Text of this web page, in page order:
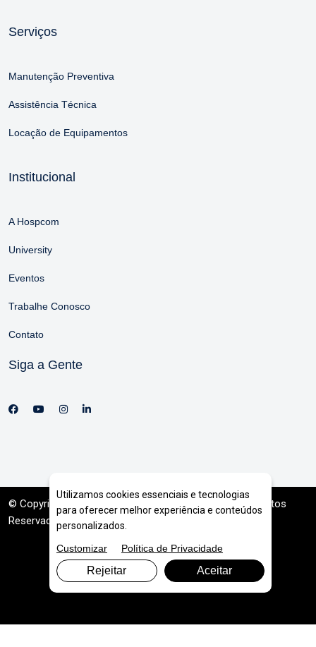
Serviços
Manutenção Preventiva
Assistência Técnica
Locação de Equipamentos
Institucional
A Hospcom
University
Eventos
Trabalhe Conosco
Contato
Siga a Gente
© Copyright 2026. DIVIA Marketing Digital . Todos os Direitos
Reservados
Utilizamos cookies essenciais e tecnologias
para oferecer melhor experiência e conteúdos
personalizados.
Customizar
Política de Privacidade
Rejeitar Aceitar